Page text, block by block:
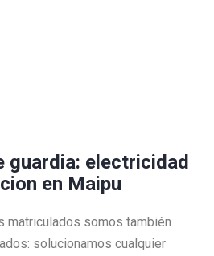
guardia: electricidad
en Maipu
matriculados somos también
solucionamos cualquier